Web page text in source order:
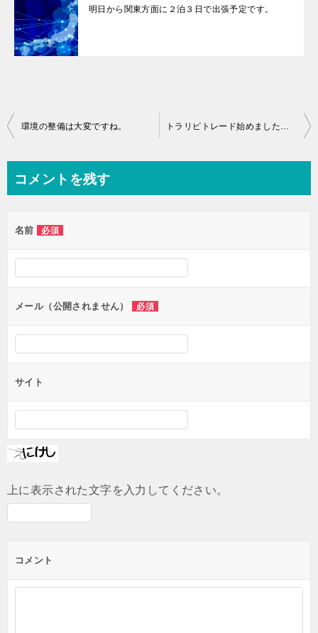
明日から関東方面に２泊３日で出張予定です。
投
ビ
ー
シ
ョ
ン
環境の整備は大変ですね。
コメントを残す
名前 必須
メール（公開されません） 必須
サイト
上に表示された文字を入力してください。
コメント